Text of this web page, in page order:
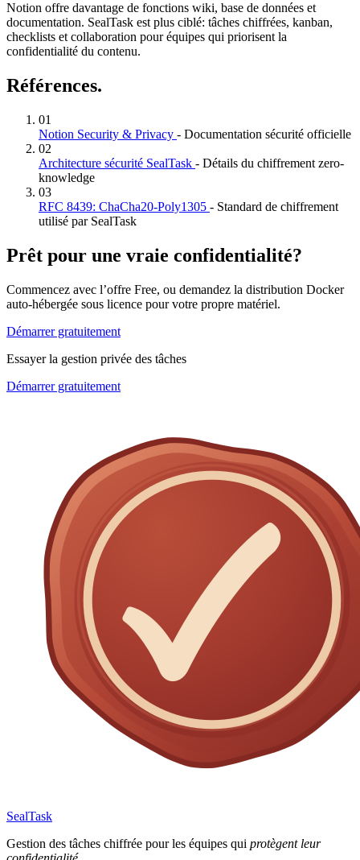
Notion offre davantage de fonctions wiki, base de données et
documentation. SealTask est plus ciblé: tâches chiffrées, kanban,
checklists et collaboration pour équipes qui priorisent la
confidentialité du contenu.
Références.
01
Notion Security & Privacy - Documentation sécurité officielle
02
Architecture sécurité SealTask - Détails du chiffrement zero-
knowledge
03
RFC 8439: ChaCha20-Poly1305 - Standard de chiffrement
utilisé par SealTask
Prêt pour une vraie confidentialité?
Commencez avec l’offre Free, ou demandez la distribution Docker
auto-hébergée sous licence pour votre propre matériel.
Démarrer gratuitement
Essayer la gestion privée des tâches
Démarrer gratuitement
SealTask
Gestion des tâches chiffrée pour les équipes qui protègent leur